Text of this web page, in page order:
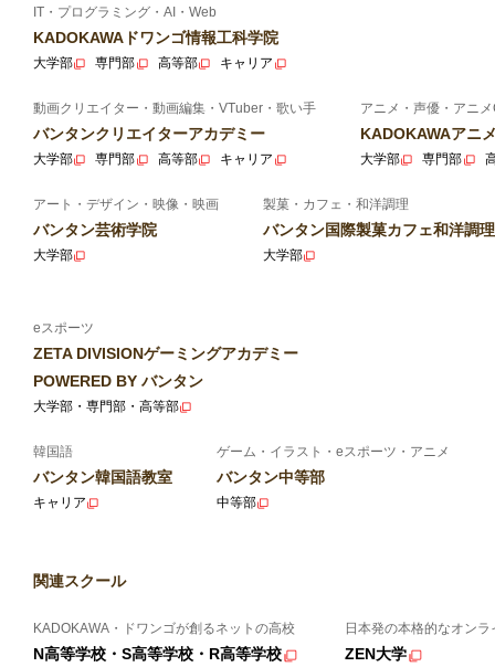
IT・プログラミング・AI・Web
KADOKAWAドワンゴ情報工科学院
大学部 専門部 高等部 キャリア
動画クリエイター・動画編集・VTuber・歌い手
バンタンクリエイターアカデミー
大学部 専門部 高等部 キャリア
アニメ・声優・アニ
KADOKAWAアニ
大学部 専門部
アート・デザイン・映像・映画
バンタン芸術学院
大学部
製菓・カフェ・和洋調理
バンタン国際製菓カフェ和洋調
大学部
eスポーツ
ZETA DIVISIONゲーミングアカデミー
POWERED BY バンタン
大学部・専門部・高等部
韓国語
バンタン韓国語教室
キャリア
ゲーム・イラスト・eスポーツ・アニメ
バンタン中等部
中等部
関連スクール
KADOKAWA・ドワンゴが創るネットの高校
N高等学校・S高等学校・R高等学校
日本発の本格的なオンラ
ZEN大学